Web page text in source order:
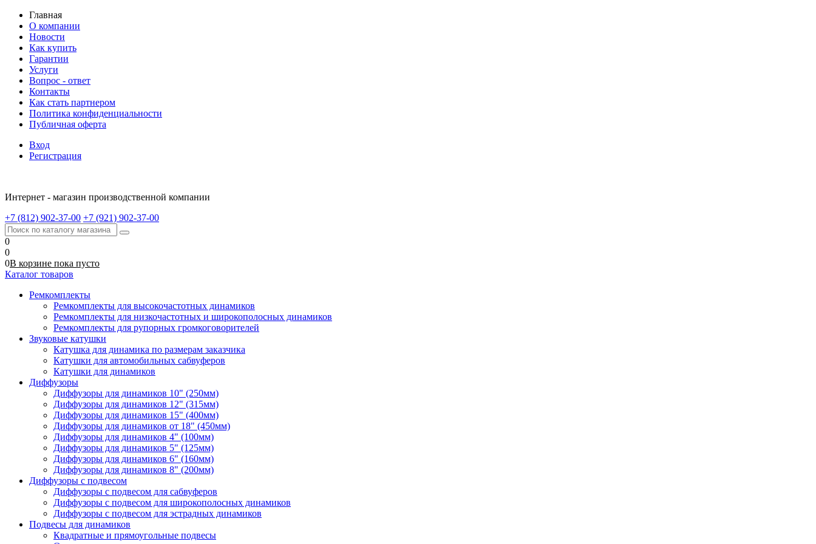
Главная
О компании
Новости
Как купить
Гарантии
Услуги
Вопрос - ответ
Контакты
Как стать партнером
Политика конфиденциальности
Публичная оферта
Вход
Регистрация
Интернет - магазин производственной компании
+7 (812) 902-37-00 +7 (921) 902-37-00
0
0
0В корзине пока пусто
Каталог товаров
Ремкомплекты
Ремкомплекты для высокочастотных динамиков
Ремкомплекты для низкочастотных и широкополосных динамиков
Ремкомплекты для рупорных громкоговорителей
Звуковые катушки
Катушка для динамика по размерам заказчика
Катушки для автомобильных сабвуферов
Катушки для динамиков
Диффузоры
Диффузоры для динамиков 10" (250мм)
Диффузоры для динамиков 12" (315мм)
Диффузоры для динамиков 15" (400мм)
Диффузоры для динамиков от 18" (450мм)
Диффузоры для динамиков 4" (100мм)
Диффузоры для динамиков 5" (125мм)
Диффузоры для динамиков 6" (160мм)
Диффузоры для динамиков 8" (200мм)
Диффузоры с подвесом
Диффузоры с подвесом для сабвуферов
Диффузоры с подвесом для широкополосных динамиков
Диффузоры с подвесом для эстрадных динамиков
Подвесы для динамиков
Квадратные и прямоугольные подвесы